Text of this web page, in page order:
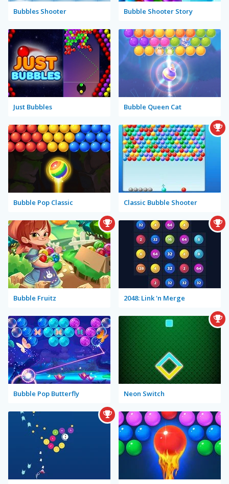
Bubbles Shooter Bubble Shooter Story
Just Bubbles Bubble Queen Cat
Bubble Pop Classic Classic Bubble Shooter
Bubble Fruitz 2048: Link 'n Merge
Bubble Pop Butterfly Neon Switch